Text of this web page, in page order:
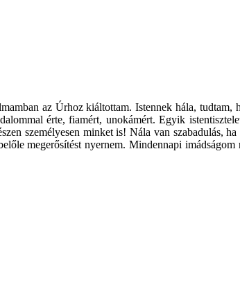
az Úrhoz kiáltottam. Istennek hála,
érte, fiamért, unokámért. Egyik
személyesen minket is! Nála van szabadulás,
megerősítést nyernem. Mindennapi